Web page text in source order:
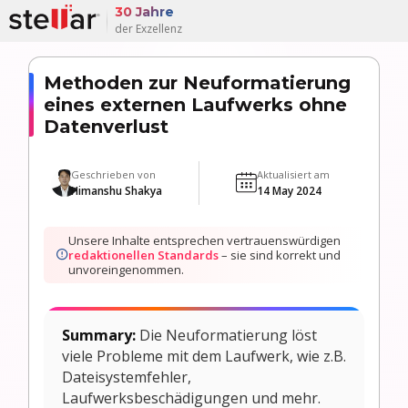
30 Jahre
der Exzellenz
Methoden zur Neuformatierung
eines externen Laufwerks ohne
Datenverlust
Geschrieben von
Himanshu Shakya
Aktualisiert am
14 May 2024
Unsere Inhalte entsprechen vertrauenswürdigen
redaktionellen Standards– sie sind korrekt und
unvoreingenommen.
Summary: Die Neuformatierung löst
viele Probleme mit dem Laufwerk, wie z.B.
Dateisystemfehler,
Laufwerksbeschädigungen und mehr.